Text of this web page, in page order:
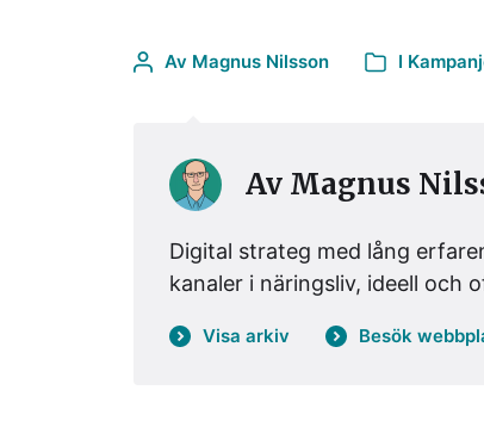
Av Magnus Nilsson I
Av Magnus
Digital strateg med lång
kanaler i näringsliv, ideell och
Visa arkiv Besök